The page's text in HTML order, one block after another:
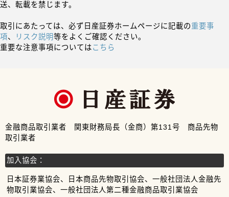
送、転載を禁じます。
取引にあたっては、必ず日産証券ホームページに記載の重要事
項、 リスク説明等をよくご確認ください。
重要な注意事項についてはこちら
金融商品取引業者 関東財務局長（金商）第131号 商品先物
取引業者
加入協会：
日本証券業協会、日本商品先物取引協会、一般社団法人金融先
物取引業協会、一般社団法人第二種金融商品取引業協会